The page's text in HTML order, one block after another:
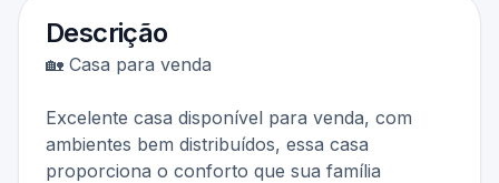
Descrição
🏡 Casa para venda
Excelente casa disponível para venda, com
ambientes bem distribuídos, essa casa
proporciona o conforto que sua família